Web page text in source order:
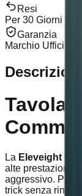
Resi
Per 30 Giorni
Garanzia
Marchio Ufficiale
Descrizione
Tavola
La Eleveight
alte prestazioni,
aggressivo.
trick senza